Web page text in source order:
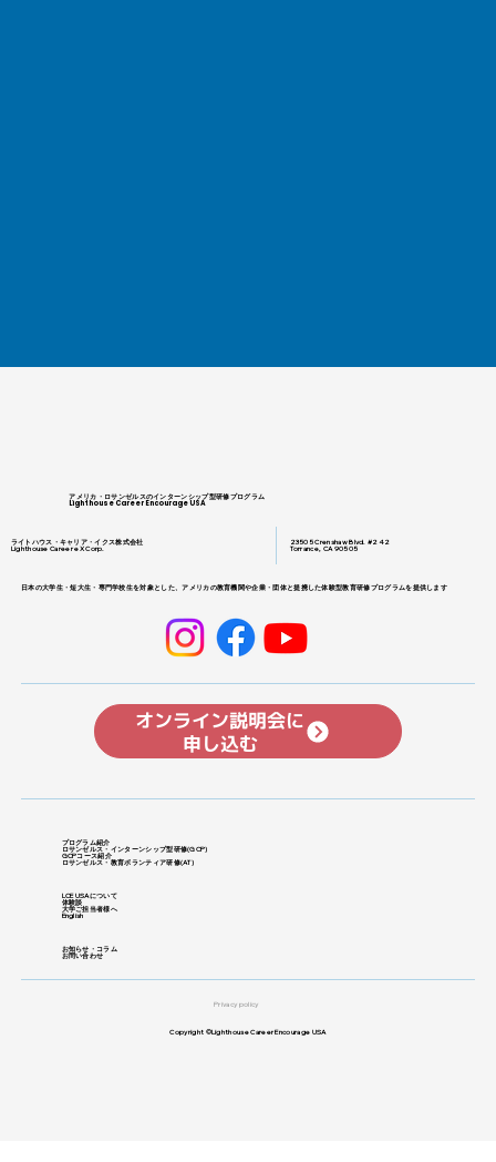
アメリカ・ロサンゼルスのインターンシップ型研修プログラム
Lighthouse Career Encourage USA
ライトハウス・キャリア・イクス株式会社
Lighthouse Career eX Corp.
23505 Crenshaw Blvd. #242
Torrance, CA 90505
日本の大学生・短大生・専門学校生を対象とした、アメリカの教育機関や企業・団体と提携した体験型教育研修プログラムを提供します
オンライン説明会に
申し込む
プログラム紹介
ロサンゼルス・インターンシップ型研修​(GCP)
GCPコース紹介
ロサンゼルス・教育ボランティア研修(AT)
LCE USAについて
体験談
大学ご担当者様へ
English
お知らせ・コラム
お問い合わせ
Privacy policy
Copyright ©Lighthouse Career Encourage USA